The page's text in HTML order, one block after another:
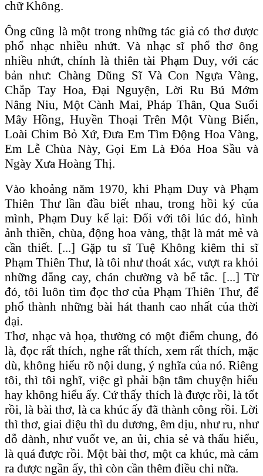
chữ Không.
Ông cũng là một trong những tác giả có thơ được
phổ nhạc nhiều nhứt. Và nhạc sĩ phổ thơ ông
nhiều nhứt, chính là thiên tài Phạm Duy, với các
bản như: Chàng Dũng Sĩ Và Con Ngựa Vàng,
Chắp Tay Hoa, Đại Nguyện, Lời Ru Bú Mớm
Nâng Niu, Một Cành Mai, Pháp Thân, Qua Suối
Mây Hồng, Huyền Thoại Trên Một Vùng Biển,
Loài Chim Bỏ Xứ, Đưa Em Tìm Động Hoa Vàng,
Em Lễ Chùa Này, Gọi Em Là Đóa Hoa Sầu và
Ngày Xưa Hoàng Thị.
Vào khoảng năm 1970, khi Phạm Duy và Phạm
Thiên Thư lần đầu biết nhau, trong hồi ký của
mình, Phạm Duy kể lại: Đối với tôi lúc đó, hình
ảnh thiền, chùa, động hoa vàng, thật là mát mẻ và
cần thiết. [...] Gặp tu sĩ Tuệ Không kiêm thi sĩ
Phạm Thiên Thư, là tôi như thoát xác, vượt ra khỏi
những đắng cay, chán chường và bế tắc. [...] Từ
đó, tôi luôn tìm đọc thơ của Phạm Thiên Thư, để
phổ thành những bài hát thanh cao nhất của thời
đại.
Thơ, nhạc và họa, thường có một điểm chung, đó
là, đọc rất thích, nghe rất thích, xem rất thích, mặc
dù, không hiểu rõ nội dung, ý nghĩa của nó. Riêng
tôi, thì tôi nghĩ, việc gì phải bận tâm chuyện hiểu
hay không hiểu ấy. Cứ thấy thích là được rồi, là tốt
rồi, là bài thơ, là ca khúc ấy đã thành công rồi. Lời
thì thơ, giai điệu thì du dương, êm dịu, như ru, như
dỗ dành, như vuốt ve, an ủi, chia sẻ và thấu hiểu,
là quá được rồi. Một bài thơ, một ca khúc, mà cảm
ra được ngần ấy, thì còn cần thêm điều chi nữa.